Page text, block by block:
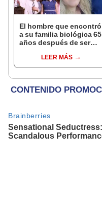
El hombre que encontró
a su familia biológica 65
años después de ser
compasión por mi
madre, hizo lo que
LEER MÁS